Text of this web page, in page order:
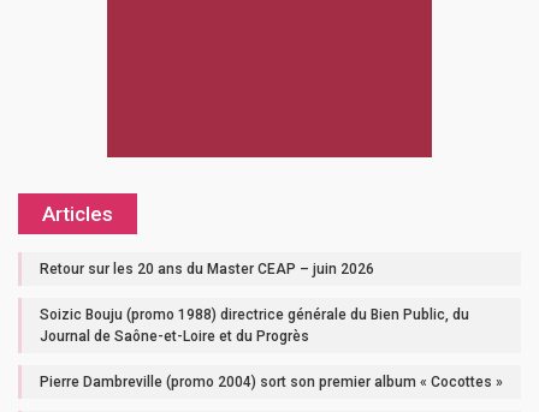
Articles
Retour sur les 20 ans du Master CEAP – juin 2026
Soizic Bouju (promo 1988) directrice générale du Bien Public, du
Journal de Saône-et-Loire et du Progrès
Pierre Dambreville (promo 2004) sort son premier album « Cocottes »